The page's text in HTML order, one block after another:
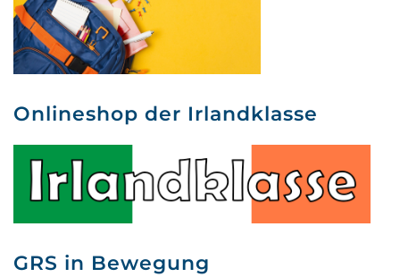
Onlineshop der Irlandklasse
GRS in Bewegung